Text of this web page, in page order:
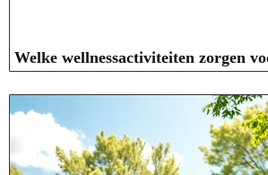
Welke wellnessactiviteiten zorgen